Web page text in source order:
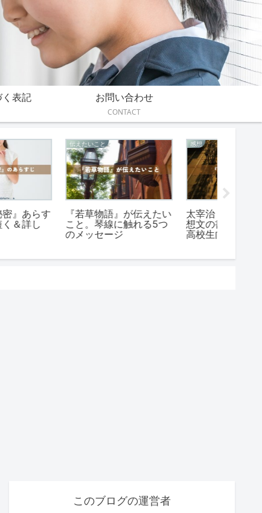
表記 お問い合わせ
CONTACT
ッキーマウスの憂
読書感想文の書き
中学生・高校生の例
感想
『青空のむこう』読書感
想文の例文と書き方【小
中高生向け】
このブログの運営者